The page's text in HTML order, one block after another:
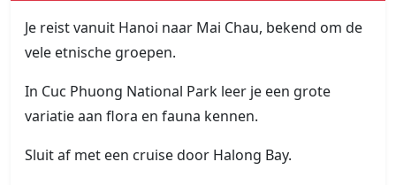
Je reist vanuit Hanoi naar Mai Chau, bekend om de
vele etnische groepen.
In Cuc Phuong National Park leer je een grote
variatie aan flora en fauna kennen.
Sluit af met een cruise door Halong Bay.